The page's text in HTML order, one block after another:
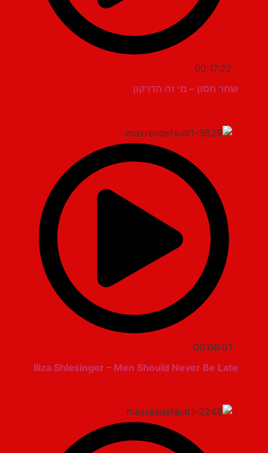
00:17:22
שחר חסון – מי זה הדרקון
00:06:01
Iliza Shlesinger – Men Should Never Be Late